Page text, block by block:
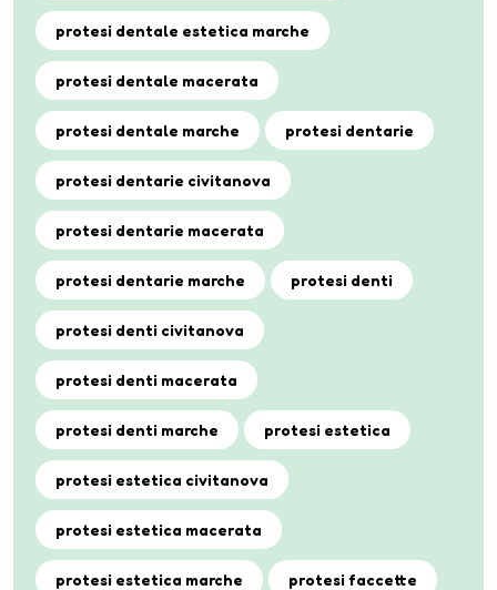
protesi dentale estetica marche
protesi dentale macerata
protesi dentale marche protesi dentarie
protesi dentarie civitanova
protesi dentarie macerata
protesi dentarie marche protesi denti
protesi denti civitanova
protesi denti macerata
protesi denti marche protesi estetica
protesi estetica civitanova
protesi estetica macerata
protesi estetica marche protesi faccette